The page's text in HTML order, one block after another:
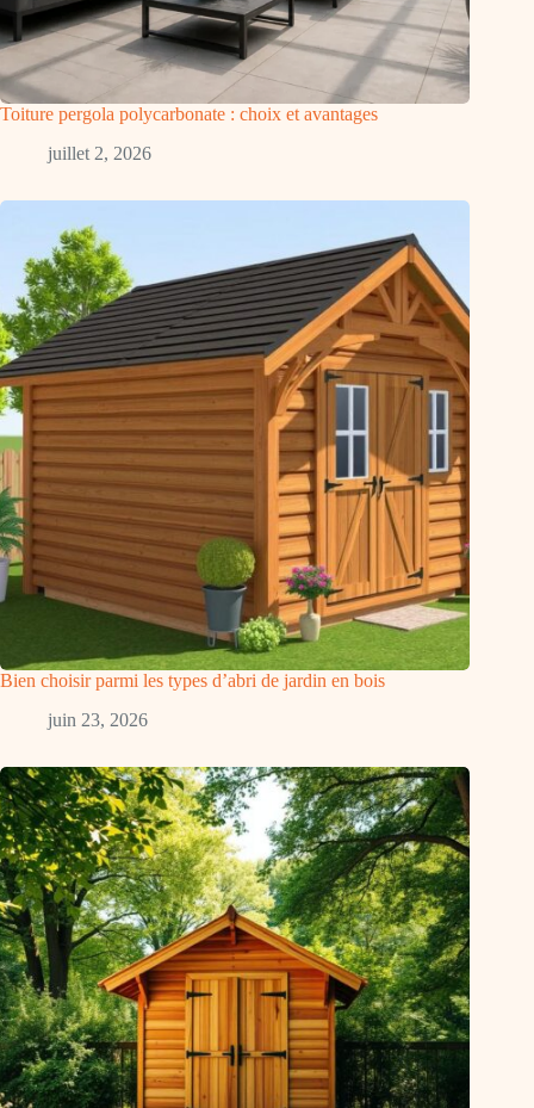
Toiture pergola polycarbonate : choix et avantages
juillet 2, 2026
Bien choisir parmi les types d’abri de jardin en bois
juin 23, 2026